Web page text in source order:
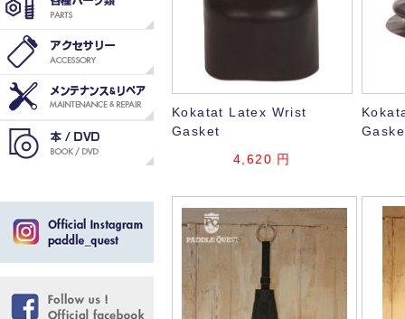
Kokatat Latex Wrist
Gasket
4,620 円